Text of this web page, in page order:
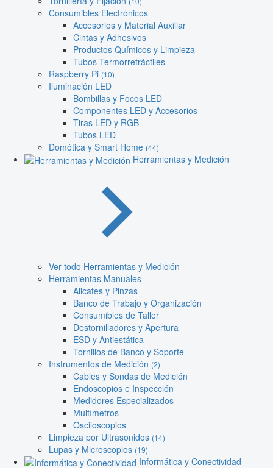
Consumibles Electrónicos
Accesorios y Material Auxiliar
Cintas y Adhesivos
Productos Químicos y Limpieza
Tubos Termorretráctiles
Raspberry Pi (10)
Iluminación LED
Bombillas y Focos LED
Componentes LED y Accesorios
Tiras LED y RGB
Tubos LED
Domótica y Smart Home (44)
Herramientas y Medición
Ver todo Herramientas y Medición
Herramientas Manuales
Alicates y Pinzas
Banco de Trabajo y Organización
Consumibles de Taller
Destornilladores y Apertura
ESD y Antiestática
Tornillos de Banco y Soporte
Instrumentos de Medición (2)
Cables y Sondas de Medición
Endoscopios e Inspección
Medidores Especializados
Multímetros
Osciloscopios
Limpieza por Ultrasonidos (14)
Lupas y Microscopios (19)
Informática y Conectividad